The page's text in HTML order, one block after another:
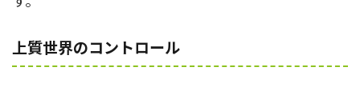
上質世界のコントロール